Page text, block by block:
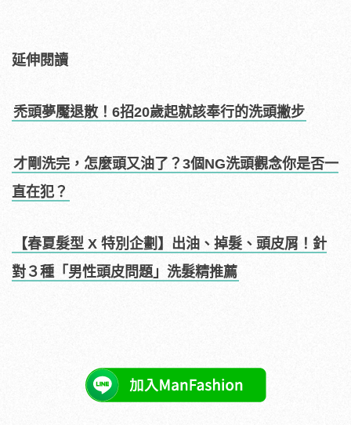
延伸閱讀
禿頭夢魘退散！6招20歲起就該奉行的洗頭撇步
才剛洗完，怎麼頭又油了？3個NG洗頭觀念你是否一
直在犯？
【春夏髮型 X 特別企劃】出油、掉髮、頭皮屑！針
對３種「男性頭皮問題」洗髮精推薦